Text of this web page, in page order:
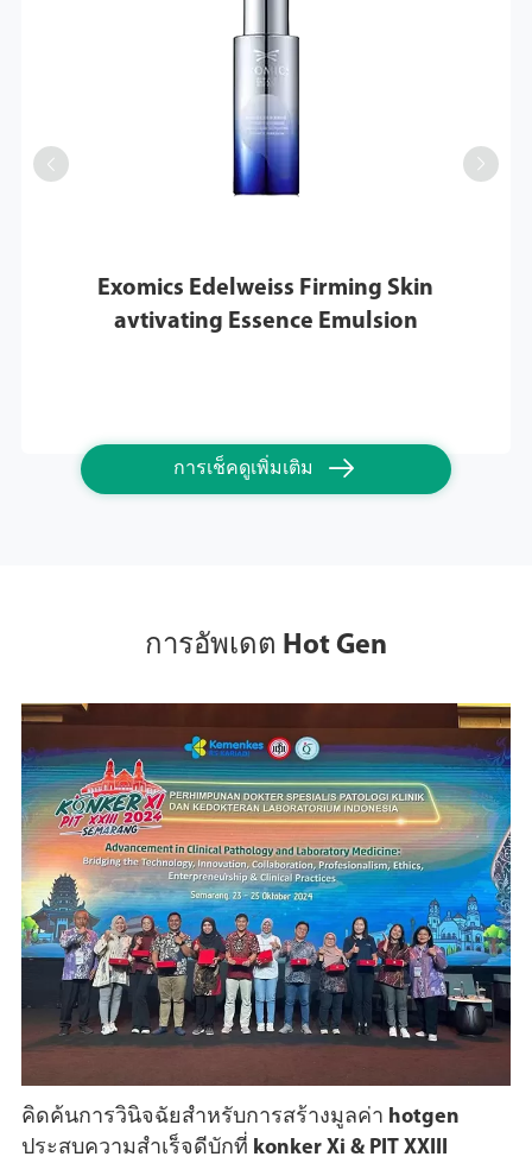
Exomics Edelweiss Firming Skin
avtivating Essence Emulsion
การเช็คดูเพิ่มเติม 
 
การอัพเดต Hot Gen
คิดค้นการวินิจฉัยสำหรับการสร้างมูลค่า hotgen
ประสบความสำเร็จดีบักที่ konker Xi & PIT XXIII